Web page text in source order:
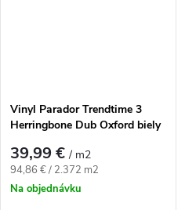
Vinyl Parador Trendtime 3
Herringbone Dub Oxford biely
39,99 €/ m2
Jednotková cena:
94,86 € / 2.372 m2
Na objednávku